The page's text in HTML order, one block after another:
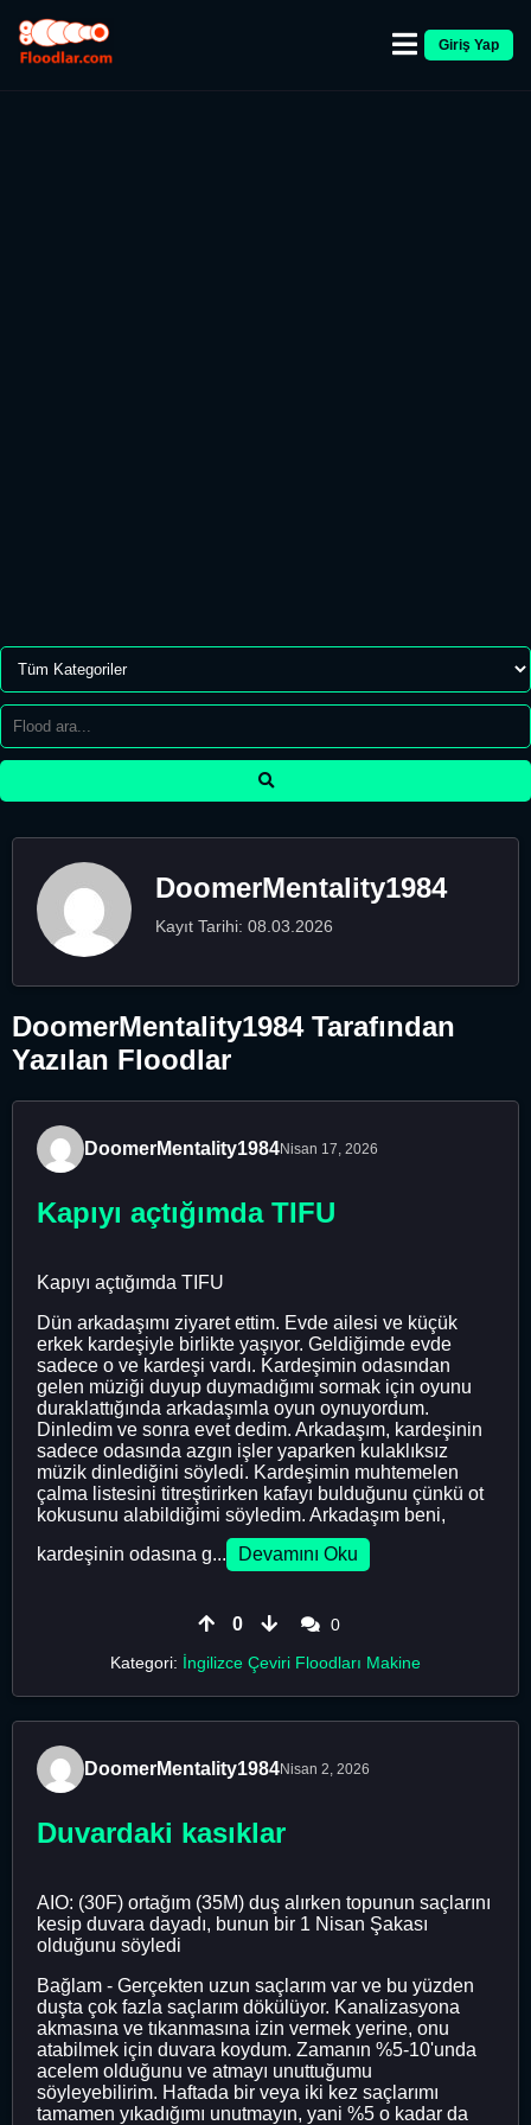
Giriş Yap
DoomerMentality1984
Kayıt Tarihi: 08.03.2026
DoomerMentality1984 Tarafından
Yazılan Floodlar
DoomerMentality1984Nisan 17, 2026
Kapıyı açtığımda TIFU
Kapıyı açtığımda TIFU
Dün arkadaşımı ziyaret ettim. Evde ailesi ve küçük
erkek kardeşiyle birlikte yaşıyor. Geldiğimde evde
sadece o ve kardeşi vardı. Kardeşimin odasından
gelen müziği duyup duymadığımı sormak için oyunu
duraklattığında arkadaşımla oyun oynuyordum.
Dinledim ve sonra evet dedim. Arkadaşım, kardeşinin
sadece odasında azgın işler yaparken kulaklıksız
müzik dinlediğini söyledi. Kardeşimin muhtemelen
çalma listesini titreştirirken kafayı bulduğunu çünkü ot
kokusunu alabildiğimi söyledim. Arkadaşım beni,
kardeşinin odasına g...
Devamını Oku
0
0
Kategori: İngilizce Çeviri Floodları Makine
DoomerMentality1984Nisan 2, 2026
Duvardaki kasıklar
AIO: (30F) ortağım (35M) duş alırken topunun saçlarını
kesip duvara dayadı, bunun bir 1 Nisan Şakası
olduğunu söyledi
Bağlam - Gerçekten uzun saçlarım var ve bu yüzden
duşta çok fazla saçlarım dökülüyor. Kanalizasyona
akmasına ve tıkanmasına izin vermek yerine, onu
atabilmek için duvara koydum. Zamanın %5-10'unda
acelem olduğunu ve atmayı unuttuğumu
söyleyebilirim. Haftada bir veya iki kez saçlarımı
tamamen yıkadığımı unutmayın, yani %5 o kadar da